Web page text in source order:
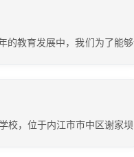
的教育发展中，我们为了能
，位于内江市市中区谢家坝